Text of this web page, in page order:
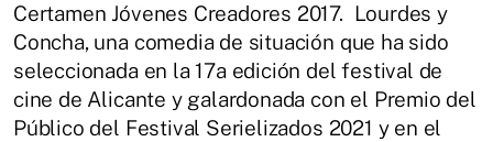
Certamen Jóvenes Creadores 2017. Lourdes y
Concha, una comedia de situación que ha sido
seleccionada en la 17a edición del festival de
cine de Alicante y galardonada con el Premio del
Público del Festival Serielizados 2021 y en el